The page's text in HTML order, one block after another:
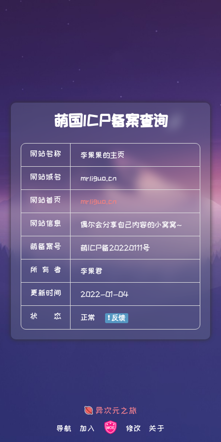
萌国ICP备案查询
网站名称 李果果的主页
网站域名 mrliguo.cn
网站首页 mrliguo.cn
网站信息 偶尔会分享自己内容的小窝窝~
萌备案号 萌ICP备20220111号
所有者 李果君
更新时间 2022-01-04
状态 正常
导航 加入 修改 关于